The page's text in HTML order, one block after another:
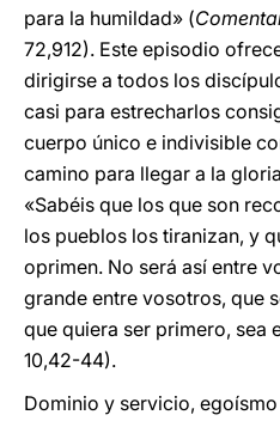
para la humildad» (
72,912). Este episodio
dirigirse a todos los
casi para estrecharlos
cuerpo único e indivisible
camino para llegar a la
«Sabéis que los que son
los pueblos los tiranizan, y
oprimen. No será así entre
grande entre vosotros, que
que quiera ser primero, sea
10,42-44).
Dominio y servicio,